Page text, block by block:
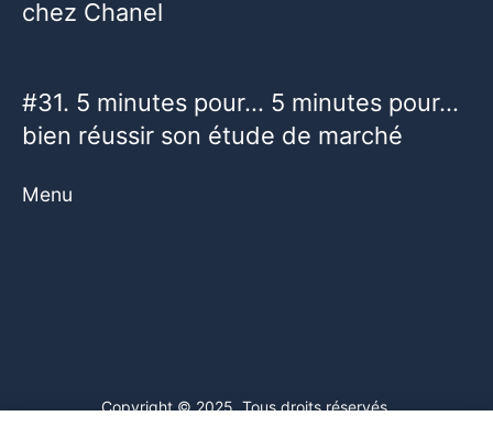
chez Chanel
#31. 5 minutes pour… 5 minutes pour…
bien réussir son étude de marché
Menu
Copyright © 2025. Tous droits réservés.